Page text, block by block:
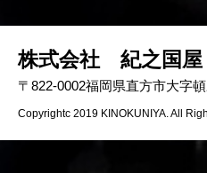
株式会社 紀之国屋
〒822-0002福岡県直方市大字
Copyrightc 2019 KINOKUNIYA. All